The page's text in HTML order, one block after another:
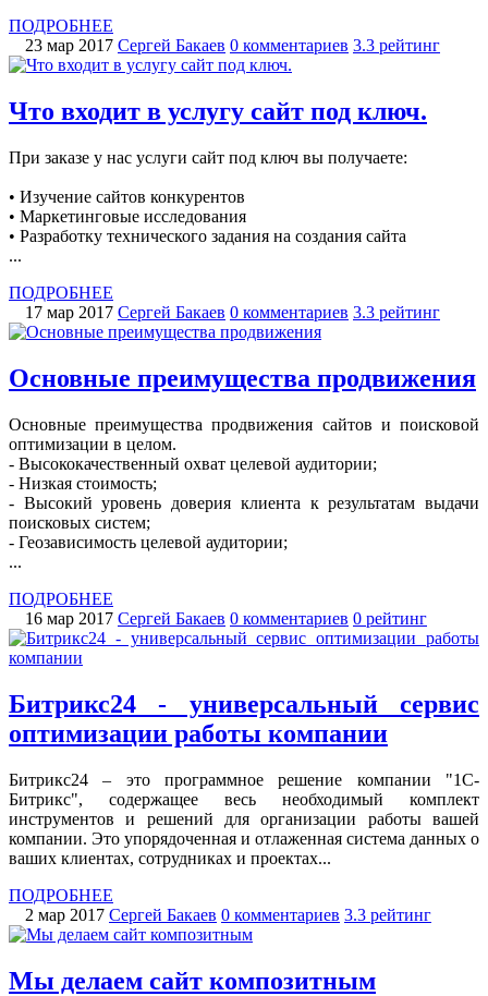
ПОДРОБНЕЕ
23 мар 2017 Сергей Бакаев 0 комментариев 3.3 рейтинг
Что входит в услугу сайт под ключ.
При заказе у нас услуги сайт под ключ вы получаете:
• Изучение сайтов конкурентов
• Маркетинговые исследования
• Разработку технического задания на создания сайта
...
ПОДРОБНЕЕ
17 мар 2017 Сергей Бакаев 0 комментариев 3.3 рейтинг
Основные преимущества продвижения
Основные преимущества продвижения сайтов и поисковой
оптимизации в целом.
- Высококачественный охват целевой аудитории;
- Низкая стоимость;
- Высокий уровень доверия клиента к результатам выдачи
поисковых систем;
- Геозависимость целевой аудитории;
...
ПОДРОБНЕЕ
16 мар 2017 Сергей Бакаев 0 комментариев 0 рейтинг
Битрикс24 - универсальный сервис
оптимизации работы компании
Битрикс24 – это программное решение компании "1С-
Битрикс", содержащее весь необходимый комплект
инструментов и решений для организации работы вашей
компании. Это упорядоченная и отлаженная система данных о
ваших клиентах, сотрудниках и проектах...
ПОДРОБНЕЕ
2 мар 2017 Сергей Бакаев 0 комментариев 3.3 рейтинг
Мы делаем сайт композитным